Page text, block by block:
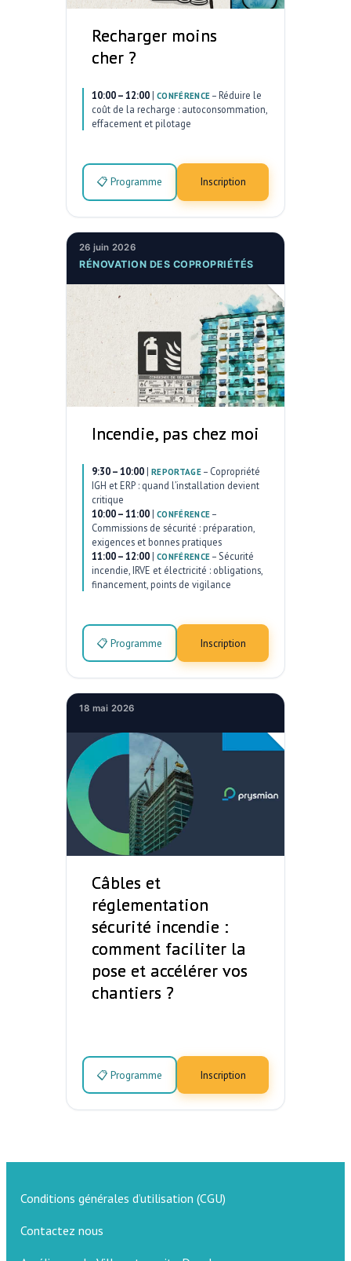
Recharger moins
cher ?
10:00 – 12:00 | CONFÉRENCE – Réduire le
coût de la recharge : autoconsommation,
effacement et pilotage
📋 Programme Inscription
26 juin 2026
RÉNOVATION DES COPROPRIÉTÉS
Incendie, pas chez moi
9:30 – 10:00 | REPORTAGE– Copropriété
IGH et ERP : quand l’installation devient
critique
10:00 – 11:00 | CONFÉRENCE –
Commissions de sécurité : préparation,
exigences et bonnes pratiques
11:00 – 12:00 | CONFÉRENCE –Sécurité
incendie, IRVE et électricité : obligations,
financement, points de vigilance
📋 Programme Inscription
18 mai 2026
Câbles et
réglementation
sécurité incendie :
comment faciliter la
pose et accélérer vos
chantiers ?
📋 Programme Inscription
Conditions générales d’utilisation (CGU)
Contactez nous